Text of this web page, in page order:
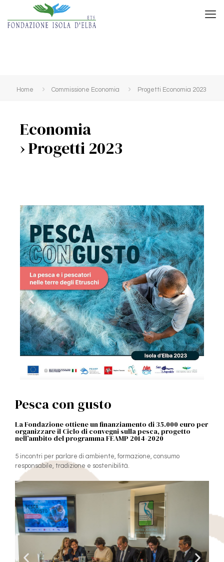
Home Commissione Economia Progetti Economia 2023
Economia
› Progetti 2023
Pesca con gusto
La Fondazione ottiene un finanziamento di 35.000 euro per
organizzare il Ciclo di convegni sulla pesca, progetto
nell’ambito del programma FEAMP 2014-2020
5 incontri per parlare di ambiente, formazione, consumo
responsabile, tradizione e sostenibilità.